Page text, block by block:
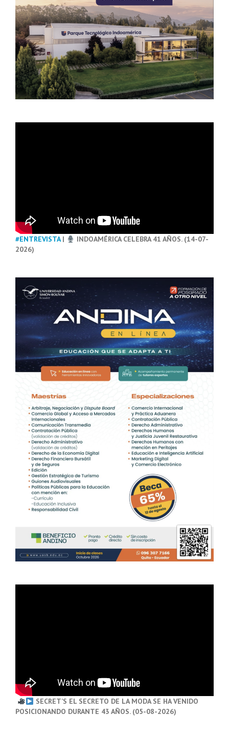
#ENTREVISTA|
INDOAMÉRICA CELEBRA 41 AÑOS. (14-07-
2026)
SECRET’S EL SECRETO DE LA MODA SE HA VENIDO
POSICIONANDO DURANTE 43 AÑOS. (05-08-2026)